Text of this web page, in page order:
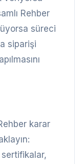
Rehber
süreci
siparişi
karar
sertifikalar,